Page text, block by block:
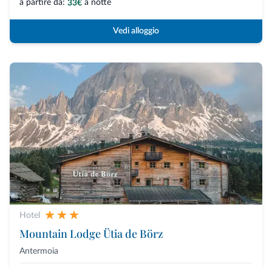
a partire da: 33€ a notte
Vedi alloggio
Hotel
Mountain Lodge Ütia de Börz
Antermoia